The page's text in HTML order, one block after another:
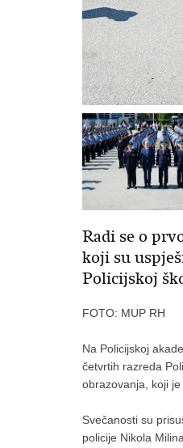
Radi se o
koji su
Policijskoj
FOTO: MUP RH
Na Policijskoj
četvrtih razreda
obrazovanja, koji
Svečanosti su
policije Nikola